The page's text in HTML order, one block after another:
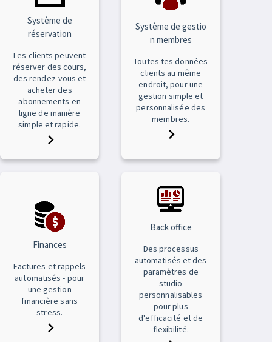
Système de
réservation
Les clients peuvent
réserver des cours,
des rendez-vous et
acheter des
abonnements en
ligne de manière
simple et rapide.
Système de gestio
n membres
Toutes tes données
clients au même
endroit, pour une
gestion simple et
personnalisée des
membres.
Finances
Factures et rappels
automatisés - pour
une gestion
financière sans
stress.
Back office
Des processus
automatisés et des
paramètres de
studio
personnalisables
pour plus
d'efficacité et de
flexibilité.